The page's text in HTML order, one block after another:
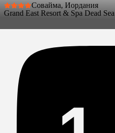
Совайма, Иордания
Grand East Resort & Spa Dead Sea